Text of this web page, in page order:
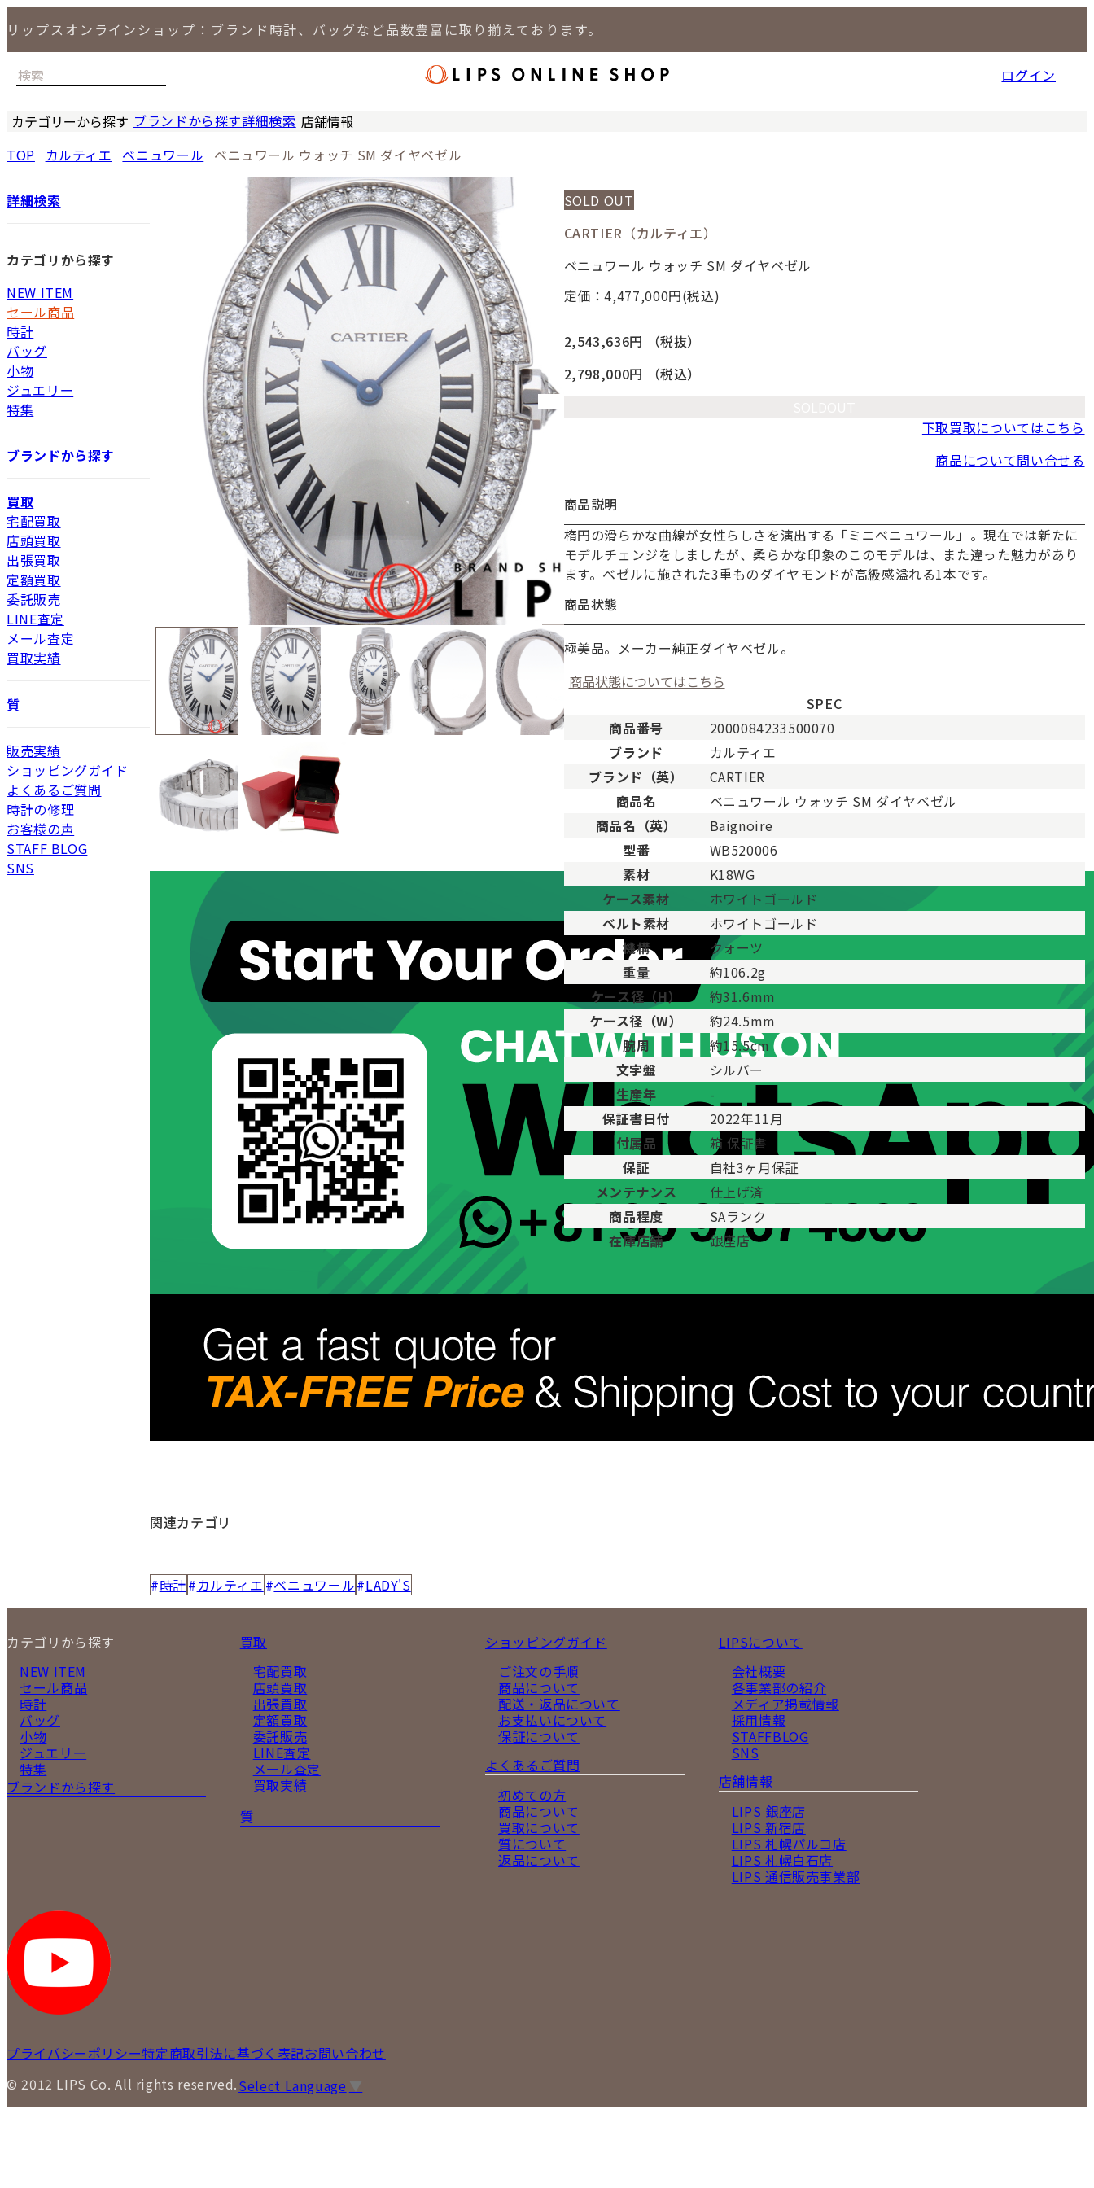
リップスオンラインショップ：ブランド時計、バッグなど品数豊富に取り揃えております。
ログイン
カテゴリーから探す ブランドから探す詳細検索 店舗情報
TOP カルティエ ベニュワール ベニュワール ウォッチ SM ダイヤベゼル
詳細検索
カテゴリから探す
NEW ITEM
セール商品
時計
バッグ
小物
ジュエリー
特集
ブランドから探す
買取
宅配買取
店頭買取
出張買取
定額買取
委託販売
LINE査定
メール査定
買取実績
質
販売実績
ショッピングガイド
よくあるご質問
時計の修理
お客様の声
STAFF BLOG
SNS
SOLD OUT
CARTIER（カルティエ）
ベニュワール ウォッチ SM ダイヤベゼル
定価：4,477,000円(税込)
2,543,636円
（税抜）
2,798,000円
（税込）
下取買取についてはこちら
商品について問い合せる
お買い物を続ける カートへ進む
商品説明
楕円の滑らかな曲線が女性らしさを演出する「ミニベニュワール」。現在では新たに
モデルチェンジをしましたが、柔らかな印象のこのモデルは、また違った魅力があり
ます。ベゼルに施された3重ものダイヤモンドが高級感溢れる1本です。
商品状態
極美品。メーカー純正ダイヤベゼル。
商品状態についてはこちら
新品
新品状態。
未使用
展示品などの未使用品。
SAランク未使用同様品。数回使用した程度、もしくは新品に近い状態の商品。
Aランク 僅かな傷、汚れはありますが比較的程度の良い商品。
少々使用感はありますが、キズや汚れが少なめで比較的状態の良い商品。
Bランク 一般的な使用感があり、傷・汚れがあるが使用に支障が無い商品。
BCランク
とても使用感のある商品。傷や汚れなどがあり、目立つ場合があります。
Cランク
色濃く使用感があり、傷や汚れが多く目立つ場合があります。
SPEC
商品番号
2000084233500070
ブランド
カルティエ
ブランド（英）
CARTIER
商品名
ベニュワール ウォッチ SM ダイヤベゼル
商品名（英）
Baignoire
型番
WB520006
素材
K18WG
ケース素材
ホワイトゴールド
ベルト素材
ホワイトゴールド
機構
クォーツ
重量
約106.2g
ケース径（H）
約31.6mm
ケース径（W）
約24.5mm
腕周
約15.5cm
文字盤
シルバー
生産年
-
保証書日付
2022年11月
付属品
箱 保証書
保証
自社3ヶ月保証
メンテナンス
仕上げ済
商品程度
SAランク
在庫店舗
銀座店
関連カテゴリ
時計 カルティエ ベニュワール LADY'S
カテゴリから探す
NEW ITEM
セール商品
時計
バッグ
小物
ジュエリー
特集
ブランドから探す
買取
宅配買取
店頭買取
出張買取
定額買取
委託販売
LINE査定
メール査定
買取実績
質
ショッピングガイド
ご注文の手順
商品について
配送・返品について
お支払いについて
保証について
よくあるご質問
初めての方
商品について
買取について
質について
返品について
LIPSについて
会社概要
各事業部の紹介
メディア掲載情報
採用情報
STAFFBLOG
SNS
店舗情報
LIPS 銀座店
LIPS 新宿店
LIPS 札幌パルコ店
LIPS 札幌白石店
LIPS 通信販売事業部
プライバシーポリシー特定商取引法に基づく表記お問い合わせ
© 2012 LIPS Co. All rights reserved.Select Language ▼